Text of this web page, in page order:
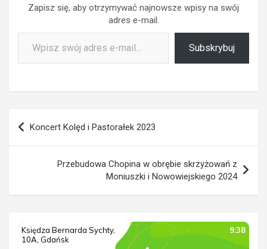
Zapisz się, aby otrzymywać najnowsze wpisy na swój
adres e-mail.
Wpisz swój adres e-mail…
Subskrybuj
Nawigacja
wpisu
Koncert Kolęd i Pastorałek 2023
Przebudowa Chopina w obrębie skrzyżowań z
Moniuszki i Nowowiejskiego 2024